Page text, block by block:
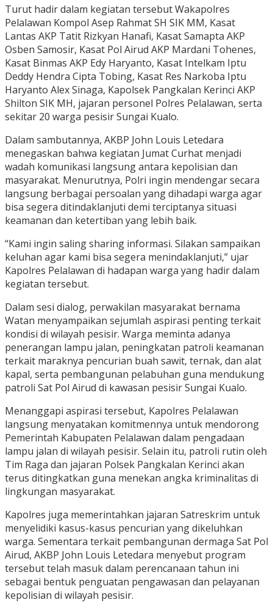
Turut hadir dalam kegiatan tersebut Wakapolres
Pelalawan Kompol Asep Rahmat SH SIK MM, Kasat
Lantas AKP Tatit Rizkyan Hanafi, Kasat Samapta AKP
Osben Samosir, Kasat Pol Airud AKP Mardani Tohenes,
Kasat Binmas AKP Edy Haryanto, Kasat Intelkam Iptu
Deddy Hendra Cipta Tobing, Kasat Res Narkoba Iptu
Haryanto Alex Sinaga, Kapolsek Pangkalan Kerinci AKP
Shilton SIK MH, jajaran personel Polres Pelalawan, serta
sekitar 20 warga pesisir Sungai Kualo.
Dalam sambutannya, AKBP John Louis Letedara
menegaskan bahwa kegiatan Jumat Curhat menjadi
wadah komunikasi langsung antara kepolisian dan
masyarakat. Menurutnya, Polri ingin mendengar secara
langsung berbagai persoalan yang dihadapi warga agar
bisa segera ditindaklanjuti demi terciptanya situasi
keamanan dan ketertiban yang lebih baik.
“Kami ingin saling sharing informasi. Silakan sampaikan
keluhan agar kami bisa segera menindaklanjuti,” ujar
Kapolres Pelalawan di hadapan warga yang hadir dalam
kegiatan tersebut.
Dalam sesi dialog, perwakilan masyarakat bernama
Watan menyampaikan sejumlah aspirasi penting terkait
kondisi di wilayah pesisir. Warga meminta adanya
penerangan lampu jalan, peningkatan patroli keamanan
terkait maraknya pencurian buah sawit, ternak, dan alat
kapal, serta pembangunan pelabuhan guna mendukung
patroli Sat Pol Airud di kawasan pesisir Sungai Kualo.
Menanggapi aspirasi tersebut, Kapolres Pelalawan
langsung menyatakan komitmennya untuk mendorong
Pemerintah Kabupaten Pelalawan dalam pengadaan
lampu jalan di wilayah pesisir. Selain itu, patroli rutin oleh
Tim Raga dan jajaran Polsek Pangkalan Kerinci akan
terus ditingkatkan guna menekan angka kriminalitas di
lingkungan masyarakat.
Kapolres juga memerintahkan jajaran Satreskrim untuk
menyelidiki kasus-kasus pencurian yang dikeluhkan
warga. Sementara terkait pembangunan dermaga Sat Pol
Airud, AKBP John Louis Letedara menyebut program
tersebut telah masuk dalam perencanaan tahun ini
sebagai bentuk penguatan pengawasan dan pelayanan
kepolisian di wilayah pesisir.